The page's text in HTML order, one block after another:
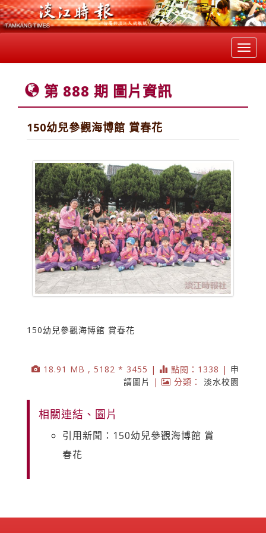
第 888 期 圖片資訊
150幼兒參觀海博館 賞春花
150幼兒參觀海博館 賞春花
18.91 MB , 5182 * 3455 | 點閱：1338 | 申
請圖片
| 分類： 淡水校園
相關連結、圖片
引用新聞：150幼兒參觀海博館 賞
春花